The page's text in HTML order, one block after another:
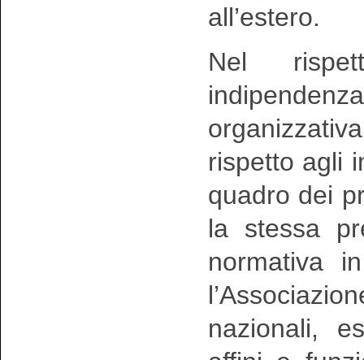
all’estero.
Nel
rispetto agli
quadro dei
la stessa
normativa
nazionali,